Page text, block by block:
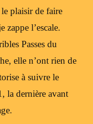
plaisir de faire
zappe l’escale.
Passes du
elle n’ont rien de
à suivre le
la dernière avant